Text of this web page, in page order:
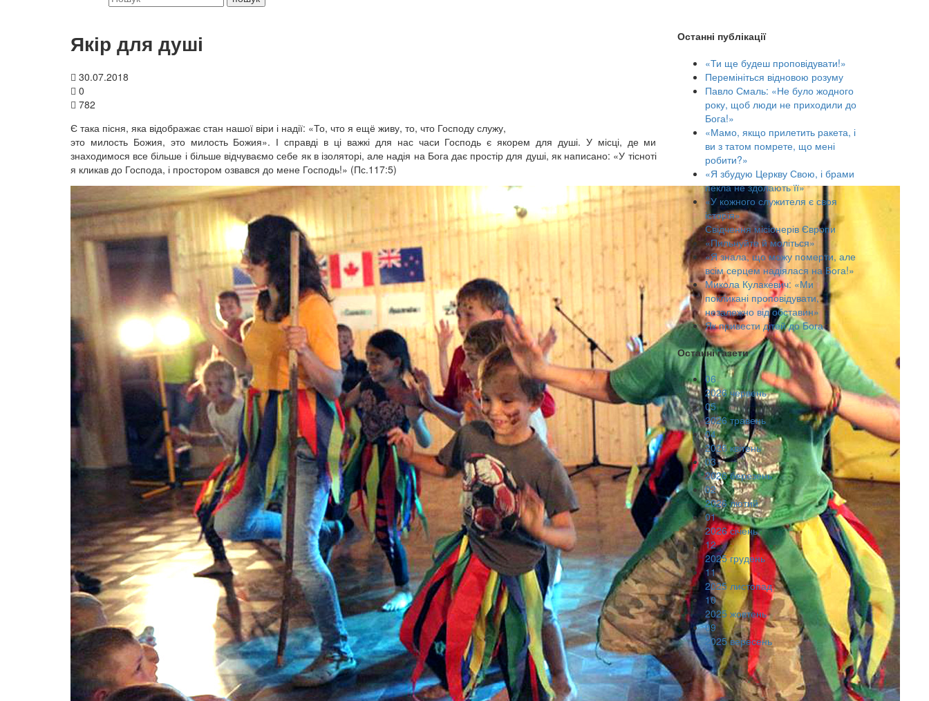
Якір для душі
30.07.2018
0
782
Є така пісня, яка відображає стан нашої віри і надії: «То, что я ещё живу, то, что Господу служу,
это милость Божия, это милость Божия». І справді в ці важкі для нас часи Господь є якорем для душі. У місці, де ми
знаходимося все більше і більше відчуваємо себе як в ізоляторі, але надія на Бога дає простір для душі, як написано: «У тісноті
я кликав до Господа, і простором озвався до мене Господь!» (Пс.117:5)
Останні публікації
«Ти ще будеш проповідувати!»
Перемініться відновою розуму
Павло Смаль: «Не було жодного
року, щоб люди не приходили до
Бога!»
«Мамо, якщо прилетить ракета, і
ви з татом помрете, що мені
робити?»
«Я збудую Церкву Свою, і брами
пекла не здолають її»
«У кожного служителя є своя
історія»
Свідчення місіонерів Європи
«Пильнуйте й моліться»
«Я знала, що можу померти, але
всім серцем надіялася на Бога!»
Микола Кулакевич: «Ми
покликані проповідувати,
незалежно від обставин»
Як привести дітей до Бога
Останні газети
06
2026 червень
05
2026 травень
04
2026 квітень
03
2026 березень
02
2026 лютий
01
2026 січень
12
2025 грудень
11
2025 листопад
10
2025 жовтень
09
2025 вересень